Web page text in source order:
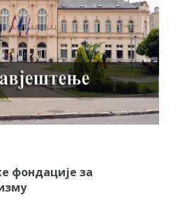
фондације за